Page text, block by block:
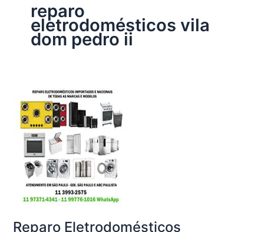
reparo
eletrodomésticos vila
dom pedro ii
Reparo Eletrodomésticos